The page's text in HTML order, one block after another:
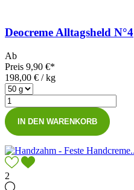
Deocreme Alltagsheld N°4
Ab
Preis 9,90 €*
198,00 € / kg
IN DEN WARENKORB
2